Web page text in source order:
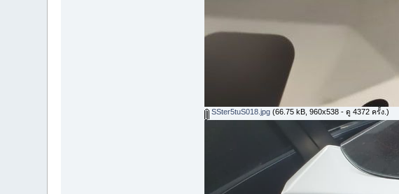
SSter5tuS018.jpg (66.75 kB, 960x538 - ดู 4372 ครั้ง.)